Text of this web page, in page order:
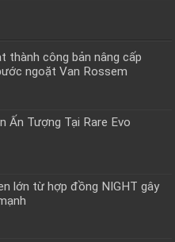
thành công bản nâng cấp
ngoặt Van Rossem
Ấn Tượng Tại Rare Evo
lớn từ hợp đồng NIGHT gây